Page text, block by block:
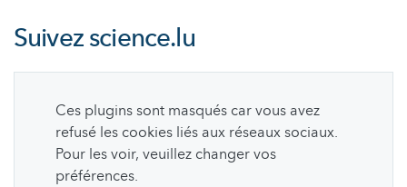
Suivezscience.lu
Ces plugins sont masqués car vous avez
refusé les cookies liés aux réseaux sociaux.
Pour les voir, veuillez changer vos
préférences.